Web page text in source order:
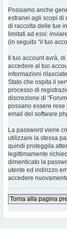
Possiamo anche
estranei agli scopi di
di raccolta delle tue
limitati ad essi:
(in seguito “il tuo
Il tuo account avrà,
accedere al tuo
informazioni
Stato che ospita il
processo di
discrezione di
possano essere rese
email del software
La password viene
utilizzare la stessa
quindi proteggila
legittimamente
dimenticato la
utente ed indirizzo
accedere
Torna alla pagina